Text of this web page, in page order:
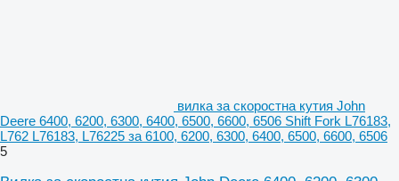
вилка за скоростна кутия John
Deere 6400, 6200, 6300, 6400, 6500, 6600, 6506 Shift Fork L76183,
L762 L76183, L76225 за 6100, 6200, 6300, 6400, 6500, 6600, 6506
5